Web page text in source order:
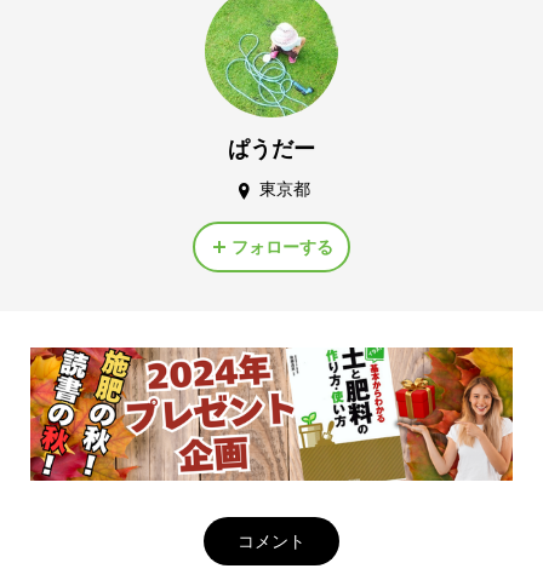
ぱうだー
東京都
フォローする
コメント